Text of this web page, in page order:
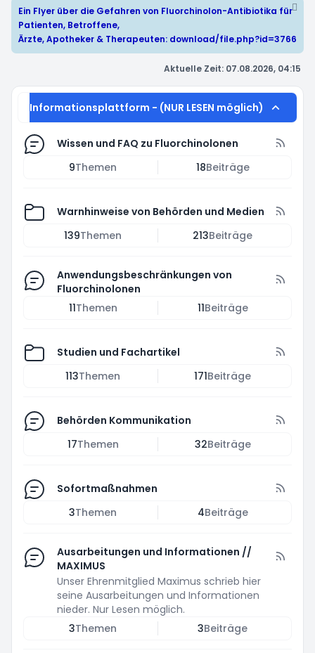
Ein Flyer über die Gefahren von Fluorchinolon-Antibiotika für
Patienten, Betroffene,
Ärzte, Apotheker & Therapeuten: download/file.php?id=3766
Aktuelle Zeit: 07.08.2026, 04:15
Informationsplattform - (NUR LESEN möglich)
Wissen und FAQ zu Fluorchinolonen
9Themen 18Beiträge
Warnhinweise von Behörden und Medien
139Themen 213Beiträge
Anwendungsbeschränkungen von
Fluorchinolonen
11Themen 11Beiträge
Studien und Fachartikel
113Themen 171Beiträge
Behörden Kommunikation
17Themen 32Beiträge
Sofortmaßnahmen
3Themen 4Beiträge
Ausarbeitungen und Informationen //
MAXIMUS
Unser Ehrenmitglied Maximus schrieb hier
seine Ausarbeitungen und Informationen
nieder. Nur Lesen möglich.
3Themen 3Beiträge